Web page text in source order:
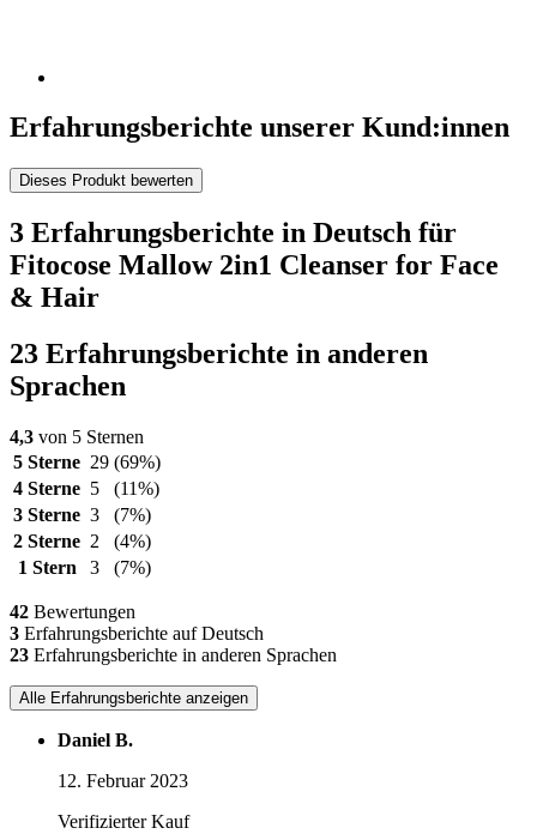
Erfahrungsberichte unserer Kund:innen
Dieses Produkt bewerten
3 Erfahrungsberichte in Deutsch für
Fitocose Mallow 2in1 Cleanser for Face
& Hair
23 Erfahrungsberichte in anderen
Sprachen
4,3 von 5 Sternen
5 Sterne 29 (69%)
4 Sterne 5
(11%)
3 Sterne 3
(7%)
2 Sterne 2
(4%)
1 Stern
3 (7%)
42 Bewertungen
3 Erfahrungsberichte auf Deutsch
23 Erfahrungsberichte in anderen Sprachen
Alle Erfahrungsberichte anzeigen
Daniel B.
12. Februar 2023
Verifizierter Kauf